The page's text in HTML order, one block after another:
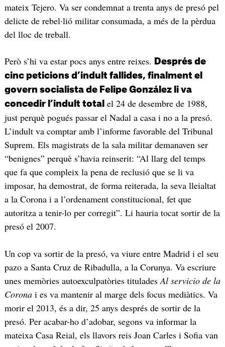
mateix Tejero. Va ser condemnat a trenta anys de presó pel
delicte de rebel·lió militar consumada, a més de la pèrdua
del lloc de treball.
Però s’hi va estar pocs anys entre reixes.
Després de
cinc peticions d’indult fallides, finalment el
govern socialista de Felipe González li va
concedir l’indult total el 24 de desembre de 1988,
just perquè pogués passar el Nadal a casa i no a la presó.
L’indult va comptar amb l’informe favorable del Tribunal
Suprem. Els magistrats de la sala militar demanaven ser
“benignes” perquè s’havia reinserit: “Al llarg del temps
que fa que compleix la pena de reclusió que se li va
imposar, ha demostrat, de forma reiterada, la seva lleialtat
a la Corona i a l’ordenament constitucional, fet que
autoritza a tenir-lo per corregit”. Li hauria tocat sortir de la
presó el 2007.
Un cop va sortir de la presó, va viure entre Madrid i el seu
pazo a Santa Cruz de Ribadulla, a la Corunya. Va escriure
unes memòries autoexculpatòries tituladesAl servicio de la
Coronai es va mantenir al marge dels focus mediàtics. Va
morir el 2013, és a dir, 25 anys després de sortir de la
presó. Per acabar-ho d’adobar, segons va informar la
mateixa Casa Reial, els llavors reis Joan Carles i Sofia van